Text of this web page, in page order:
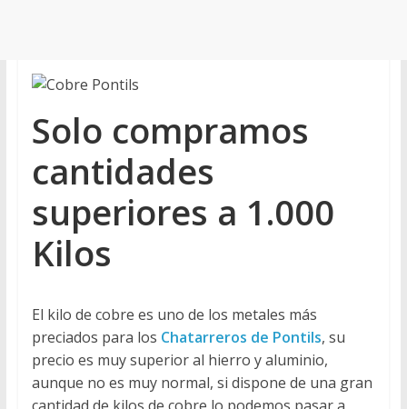
Solo compramos
cantidades
superiores a 1.000
Kilos
El kilo de cobre es uno de los metales más
preciados para los Chatarreros de Pontils, su
precio es muy superior al hierro y aluminio,
aunque no es muy normal, si dispone de una gran